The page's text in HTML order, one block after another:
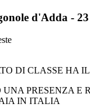
d'Adda -
DI CLASSE HA
PRESENZA
IN ITALIA